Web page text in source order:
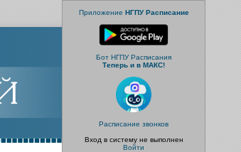
Приложение НГПУ Расписание
Бот НГПУ Расписания
Теперь и в МАКС!
Расписание звонков
Вход в систему не выполнен
Войти